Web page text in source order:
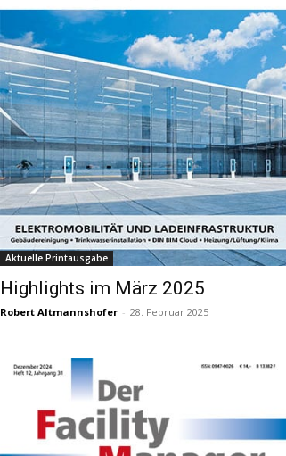
Aktuelle Printausgabe
Highlights im März 2025
Robert Altmannshofer - 28. Februar 2025